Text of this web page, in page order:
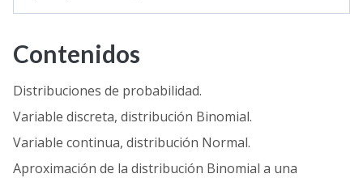
Contenidos
Distribuciones de probabilidad.
Variable discreta, distribución Binomial.
Variable continua, distribución Normal.
Aproximación de la distribución Binomial a una